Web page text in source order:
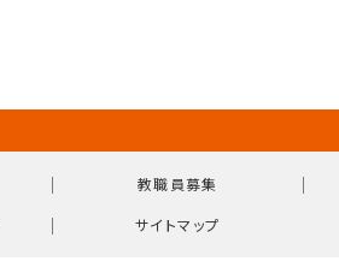
｜ 教職員募集 ｜
｜ サイトマップ